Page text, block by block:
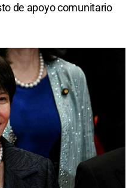
de apoyo comunitario